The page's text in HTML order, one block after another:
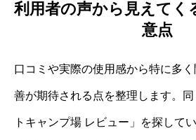
利用者の声から見えてく
意点
口コミや実際の使用感から特に多
善が期待される点を整理します。
トキャンプ場 レビュー」を探して